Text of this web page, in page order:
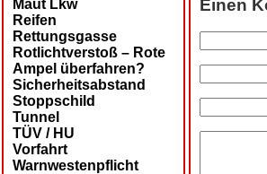
Maut Lkw
Reifen
Rettungsgasse
Rotlichtverstoß – Rote
Ampel überfahren?
Sicherheitsabstand
Stoppschild
Tunnel
TÜV / HU
Vorfahrt
Warnwestenpflicht
Einen